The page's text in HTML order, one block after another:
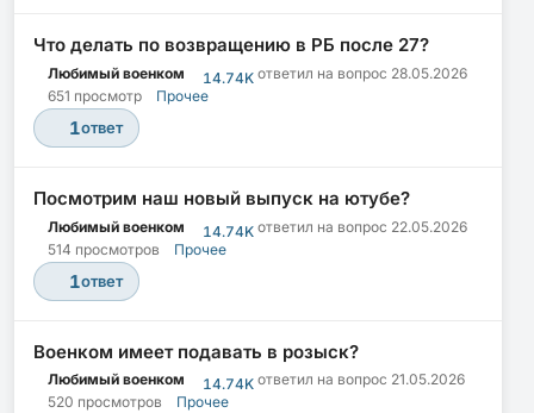
Что делать по возвращению в РБ после 27?
Любимый военком 14.74Kответил на вопрос 28.05.2026
651 просмотр
Прочее
1ответ
Посмотрим наш новый выпуск на ютубе?
Любимый военком 14.74Kответил на вопрос 22.05.2026
514 просмотров
Прочее
1ответ
Военком имеет подавать в розыск?
Любимый военком 14.74Kответил на вопрос 21.05.2026
520 просмотров
Прочее